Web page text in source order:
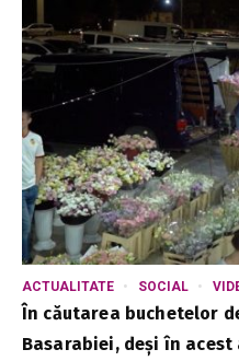
ACTUALITATE SOCIAL
În căutarea buchetelor
Basarabiei, deși în